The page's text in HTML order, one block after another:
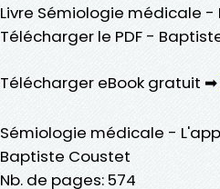
Livre Sémiologie médicale
Télécharger le PDF -
Télécharger eBook gratuit ➡
Sémiologie médicale -
Baptiste Coustet
Nb. de pages: 574